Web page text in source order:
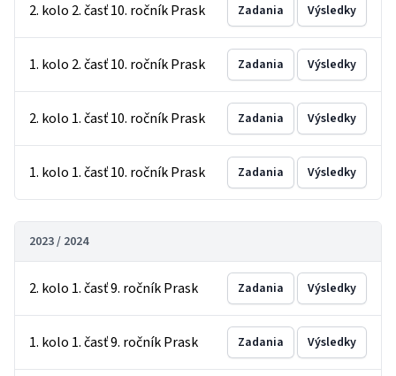
2. kolo 2. časť 10. ročník Prask Zadania Výsledky
1. kolo 2. časť 10. ročník Prask Zadania Výsledky
2. kolo 1. časť 10. ročník Prask Zadania Výsledky
1. kolo 1. časť 10. ročník Prask Zadania Výsledky
2023 / 2024
2. kolo 1. časť 9. ročník Prask Zadania Výsledky
1. kolo 1. časť 9. ročník Prask Zadania Výsledky